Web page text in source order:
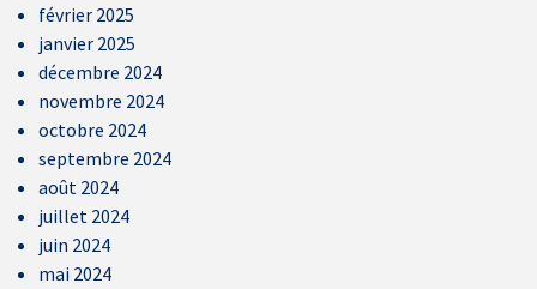
février 2025
janvier 2025
décembre 2024
novembre 2024
octobre 2024
septembre 2024
août 2024
juillet 2024
juin 2024
mai 2024